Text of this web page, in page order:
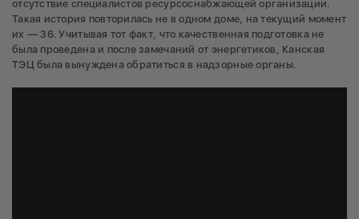
отсутствие специалистов ресурсоснабжающей организации.
Такая история повторилась не в одном доме, на текущий момент
их — 36. Учитывая тот факт, что качественная подготовка не
была проведена и после замечаний от энергетиков, Канская
ТЭЦ была вынуждена обратиться в надзорные органы.